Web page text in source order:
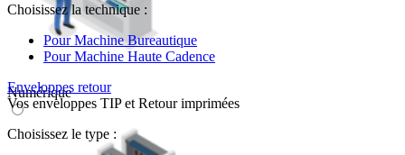
Choisissez la technique :
Pour Machine Bureautique
Pour Machine Haute Cadence
Enveloppes retour
Vos enveloppes TIP et Retour imprimées
Choisissez le type :
Numérique